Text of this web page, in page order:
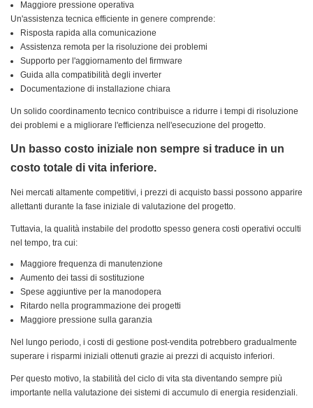
Maggiore pressione operativa
Un'assistenza tecnica efficiente in genere comprende:
Risposta rapida alla comunicazione
Assistenza remota per la risoluzione dei problemi
Supporto per l'aggiornamento del firmware
Guida alla compatibilità degli inverter
Documentazione di installazione chiara
Un solido coordinamento tecnico contribuisce a ridurre i tempi di risoluzione
dei problemi e a migliorare l'efficienza nell'esecuzione del progetto.
Un basso costo iniziale non sempre si traduce in un
costo totale di vita inferiore.
Nei mercati altamente competitivi, i prezzi di acquisto bassi possono apparire
allettanti durante la fase iniziale di valutazione del progetto.
Tuttavia, la qualità instabile del prodotto spesso genera costi operativi occulti
nel tempo, tra cui:
Maggiore frequenza di manutenzione
Aumento dei tassi di sostituzione
Spese aggiuntive per la manodopera
Ritardo nella programmazione dei progetti
Maggiore pressione sulla garanzia
Nel lungo periodo, i costi di gestione post-vendita potrebbero gradualmente
superare i risparmi iniziali ottenuti grazie ai prezzi di acquisto inferiori.
Per questo motivo, la stabilità del ciclo di vita sta diventando sempre più
importante nella valutazione dei sistemi di accumulo di energia residenziali.